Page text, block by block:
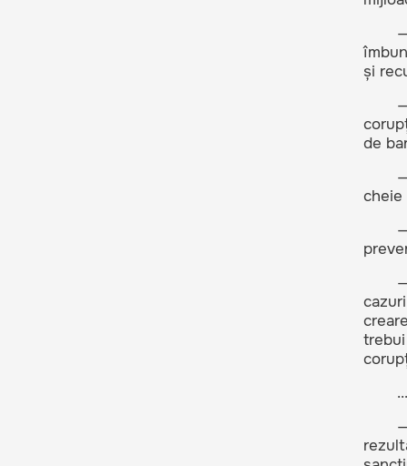
și
de
cheie
...